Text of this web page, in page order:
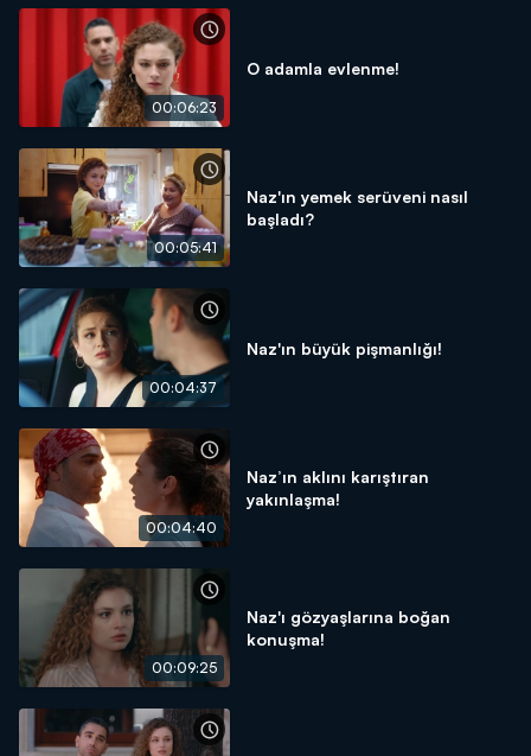
00:06:23
O adamla evlenme!
00:05:41
Naz'ın yemek serüveni nasıl
başladı?
00:04:37
Naz'ın büyük pişmanlığı!
00:04:40
Naz’ın aklını karıştıran
yakınlaşma!
00:09:25
Naz'ı gözyaşlarına boğan
konuşma!